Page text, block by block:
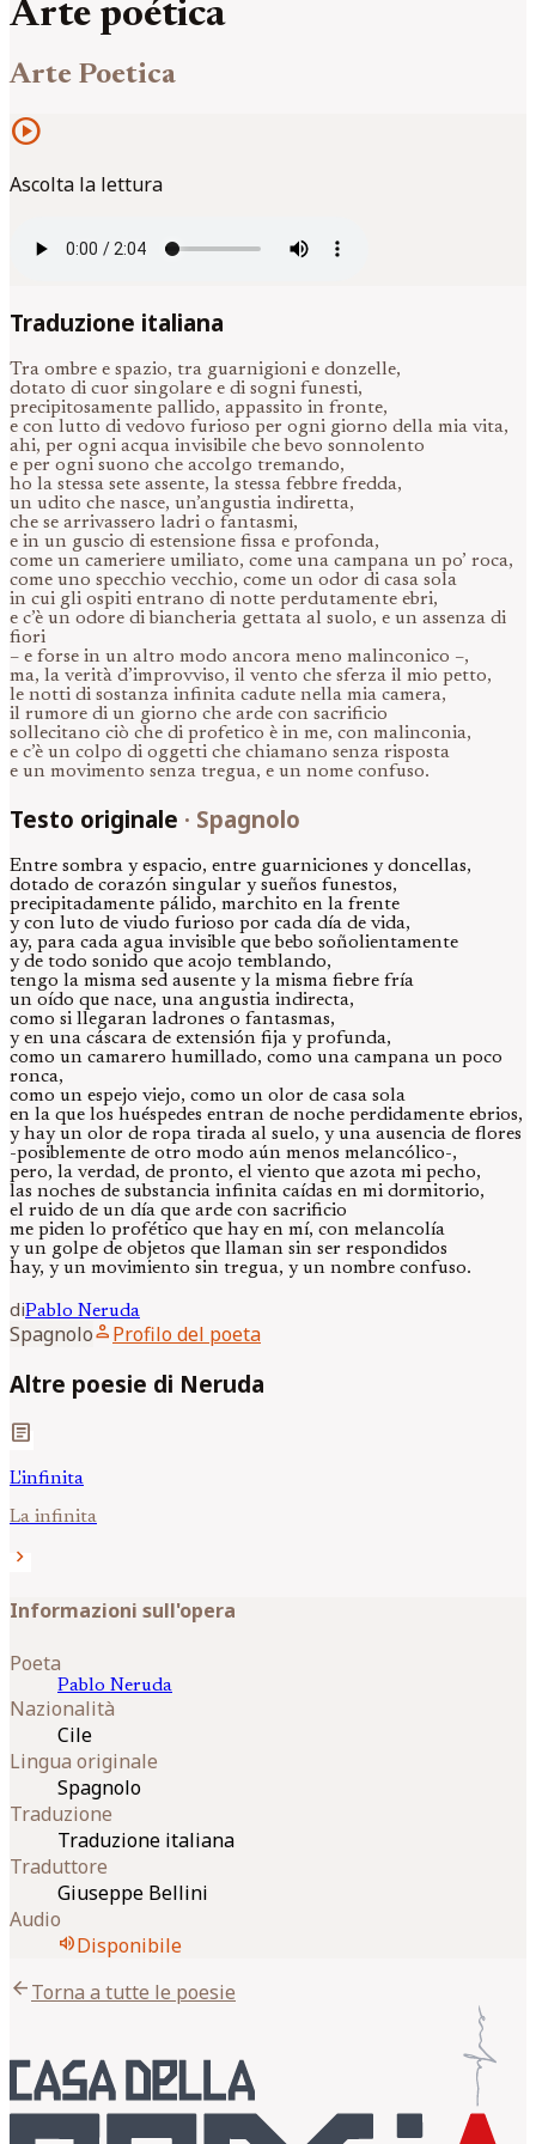
Arte poética
Arte Poetica
play_circle
Ascolta la lettura
Traduzione italiana
Tra ombre e spazio, tra guarnigioni e donzelle,
dotato di cuor singolare e di sogni funesti,
precipitosamente pallido, appassito in fronte,
e con lutto di vedovo furioso per ogni giorno della mia vita,
ahi, per ogni acqua invisibile che bevo sonnolento
e per ogni suono che accolgo tremando,
ho la stessa sete assente, la stessa febbre fredda,
un udito che nasce, un’angustia indiretta,
che se arrivassero ladri o fantasmi,
e in un guscio di estensione fissa e profonda,
come un cameriere umiliato, come una campana un po’ roca,
come uno specchio vecchio, come un odor di casa sola
in cui gli ospiti entrano di notte perdutamente ebri,
e c’è un odore di biancheria gettata al suolo, e un assenza di
fiori
– e forse in un altro modo ancora meno malinconico –,
ma, la verità d’improvviso, il vento che sferza il mio petto,
le notti di sostanza infinita cadute nella mia camera,
il rumore di un giorno che arde con sacrificio
sollecitano ciò che di profetico è in me, con malinconia,
e c’è un colpo di oggetti che chiamano senza risposta
e un movimento senza tregua, e un nome confuso.
Testo originale · Spagnolo
Entre sombra y espacio, entre guarniciones y doncellas,
dotado de corazón singular y sueños funestos,
precipitadamente pálido, marchito en la frente
y con luto de viudo furioso por cada día de vida,
ay, para cada agua invisible que bebo soñolientamente
y de todo sonido que acojo temblando,
tengo la misma sed ausente y la misma fiebre fría
un oído que nace, una angustia indirecta,
como si llegaran ladrones o fantasmas,
y en una cáscara de extensión fija y profunda,
como un camarero humillado, como una campana un poco
ronca,
como un espejo viejo, como un olor de casa sola
en la que los huéspedes entran de noche perdidamente ebrios,
y hay un olor de ropa tirada al suelo, y una ausencia de flores
-posiblemente de otro modo aún menos melancólico-,
pero, la verdad, de pronto, el viento que azota mi pecho,
las noches de substancia infinita caídas en mi dormitorio,
el ruido de un día que arde con sacrificio
me piden lo profético que hay en mí, con melancolía
y un golpe de objetos que llaman sin ser respondidos
hay, y un movimiento sin tregua, y un nombre confuso.
diPablo Neruda
Spagnoloperson Profilo del poeta
Altre poesie di Neruda
article
L'infinita
La infinita
chevron_right
Informazioni sull'opera
Poeta
Pablo Neruda
Nazionalità
Cile
Lingua originale
Spagnolo
Traduzione
Traduzione italiana
Traduttore
Giuseppe Bellini
Audio
volume_upDisponibile
arrow_backTorna a tutte le poesie